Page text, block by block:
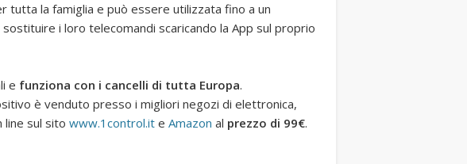
tutta la famiglia e può essere utilizzata fino a un
i loro telecomandi scaricando la App sul proprio
e funziona con i cancelli di tutta Europa.
è venduto presso i migliori negozi di elettronica,
line sul sitowww.1control.it eAmazonal prezzo di 99€.